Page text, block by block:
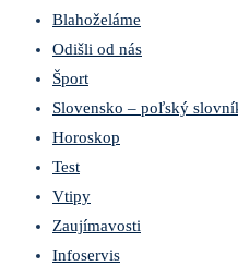
Blahoželáme
Odišli od nás
Šport
Slovensko – poľský
Horoskop
Test
Vtipy
Zaujímavosti
Infoservis